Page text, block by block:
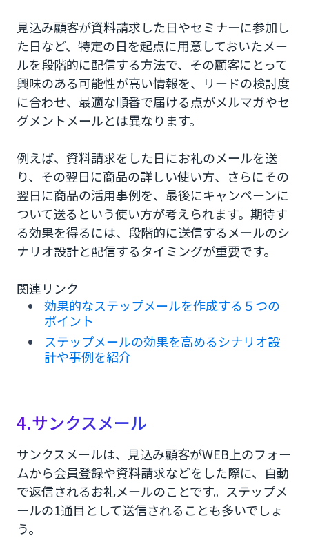
見込み顧客が資料請求した日やセミナーに参加し
た日など、特定の日を起点に用意しておいたメー
ルを段階的に配信する方法で、その顧客にとって
興味のある可能性が高い情報を、リードの検討度
に合わせ、最適な順番で届ける点がメルマガやセ
グメントメールとは異なります。
例えば、資料請求をした日にお礼のメールを送
り、その翌日に商品の詳しい使い方、さらにその
翌日に商品の活用事例を、最後にキャンペーンに
ついて送るという使い方が考えられます。期待す
る効果を得るには、段階的に送信するメールのシ
ナリオ設計と配信するタイミングが重要です。
関連リンク
効果的なステップメールを作成する５つの
ポイント
ステップメールの効果を高めるシナリオ設
計や事例を紹介
4.サンクスメール
サンクスメールは、見込み顧客がWEB上のフォー
ムから会員登録や資料請求などをした際に、自動
で返信されるお礼メールのことです。ステップメ
ールの1通目として送信されることも多いでしょ
う。